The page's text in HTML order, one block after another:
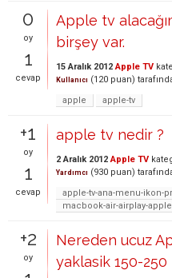
0
oy
1
cevap
Apple tv
birşey var.
15 Aralık 2012 Apple TV
Kullanıcı (120 puan)
apple
apple-tv
+1
oy
1
cevap
apple tv nedir ?
2 Aralık 2012 Apple TV
Yardımcı (930 puan)
apple-tv-ana-menu-ikon-
macbook-air-airplay-
+2
oy
Nereden ucuz
yaklasik 150-